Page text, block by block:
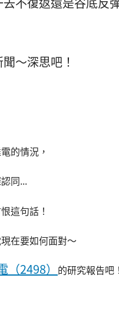
～深思吧！
的情況，
同...
這句話！
在要如何面對～
（2498） 的研究報告吧